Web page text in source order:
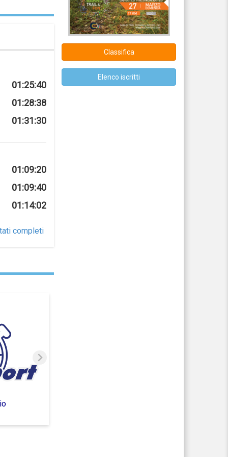
01:25:40
01:28:38
01:31:30
01:09:20
01:09:40
01:14:02
completi
Classifica
Elenco iscritti